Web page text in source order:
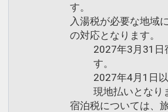
す。
入湯税が必要な地域
の対応となります。
2027年3月31日
す。
2027年4月1日
現地払いとなり
宿泊税については、